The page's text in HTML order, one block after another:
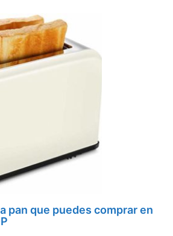
pan que puedes comprar en